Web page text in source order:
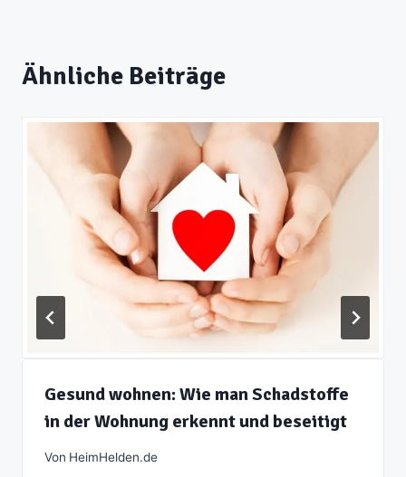
Ähnliche Beiträge
Gesund wohnen: Wie man Schadstoffe
in der Wohnung erkennt und beseitigt
Von HeimHelden.de